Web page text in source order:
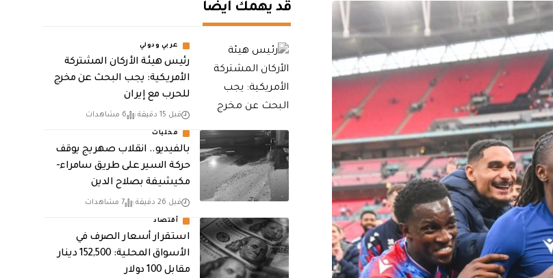
قد يهمك أيضا
عربي ودولي
رئيس هيئة الأركان المشتركة
الأمريكية: يجب البحث عن مخرج
للحرب مع إيران
قبل 15 دقيقة 6 مشاهدات
محليات
بالفيديو.. انقلاب صهريج يوقف
حركة السير على طريق سامراء-
مكيشيفة بصلاح الدين
قبل 26 دقيقة 7 مشاهدات
أقتصاد
استقرار أسعار الصرف في
الأسواق المحلية: 152,500 دينار
مقابل 100 دولار